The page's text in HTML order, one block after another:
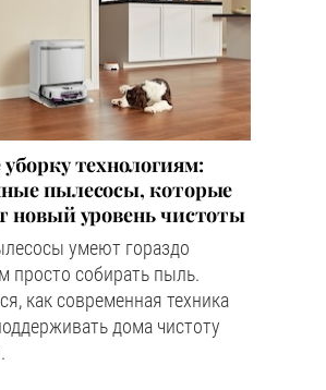
технологиям:
пылесосы, которые
новый уровень чистоты
умеют гораздо
просто собирать пыль.
как современная техника
дома чистоту